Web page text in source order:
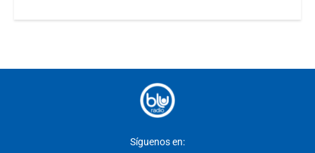
Síguenos en: